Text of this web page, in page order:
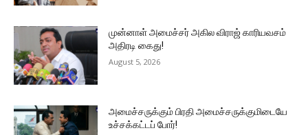
முன்னாள் அமைச்சர் அகில விராஜ் காரியவசம்
அதிரடி கைது!
August 5, 2026
அமைச்சருக்கும் பிரதி அமைச்சருக்குமிடையே
உச்சக்கட்டப் போர்!